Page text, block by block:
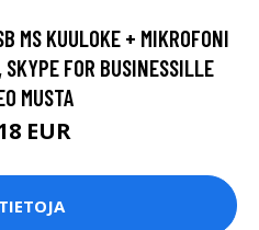
MS KUULOKE + MIKROFONI
FOR BUSINESSILLE
MUSTA
EUR